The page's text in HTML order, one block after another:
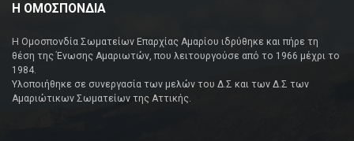
Η ΟΜΟΣΠΟΝΔΙΑ
Η Ομοσπονδία Σωματείων Επαρχίας Αμαρίου ιδρύθηκε και πήρε τη
θέση της Ένωσης Αμαριωτών, που λειτουργούσε από το 1966 μέχρι το
1984.
Υλοποιήθηκε σε συνεργασία των μελών του Δ.Σ και των Δ.Σ των
Αμαριώτικων Σωματείων της Αττικής.